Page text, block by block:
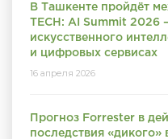
В Ташкенте пройдёт
TECH: AI Summit 2026
искусственного
и цифровых сервисах
16 апреля 2026
Прогноз Forrester в
последствия «дикого»